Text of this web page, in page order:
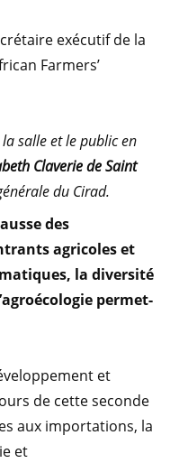
exécutif de la
Farmers’
salle et le public en
Claverie de Saint
du Cirad.
des
agricoles et
la diversité
permet-
et
de cette seconde
aux importations, la
et